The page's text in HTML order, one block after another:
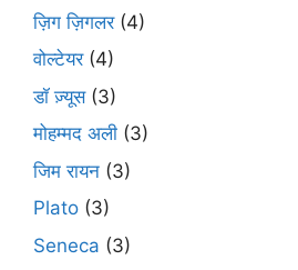
ज़िग ज़िगलर(4)
वोल्टेयर(4)
डॉ ज़्यूस(3)
मोहम्मद अली (3)
जिम रायन (3)
Plato (3)
Seneca (3)